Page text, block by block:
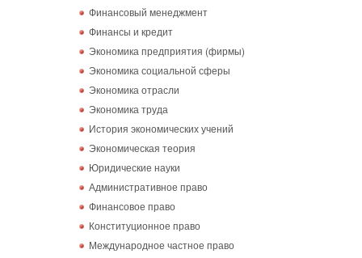
Финансовый менеджмент
Финансы и кредит
Экономика предприятия (фирмы)
Экономика социальной сферы
Экономика отрасли
Экономика труда
История экономических учений
Экономическая теория
Юридические науки
Административное право
Финансовое право
Конституционное право
Международное частное право